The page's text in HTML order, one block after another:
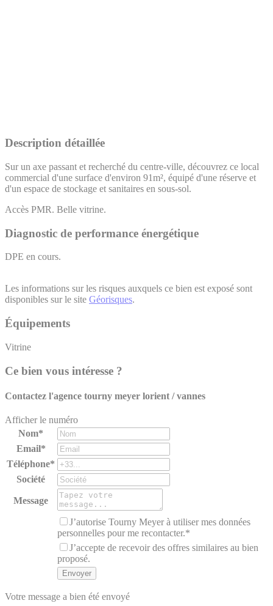
Description détaillée
Sur un axe passant et recherché du centre-ville, découvrez ce local
commercial d'une surface d'environ 91m², équipé d'une réserve et
d'un espace de stockage et sanitaires en sous-sol.
Accès PMR. Belle vitrine.
Diagnostic de performance énergétique
DPE en cours.
Les informations sur les risques auxquels ce bien est exposé sont
disponibles sur le site Géorisques.
Équipements
Vitrine
Ce bien vous intéresse ?
Contactez l'agence tourny meyer lorient / vannes
Afficher le numéro
Nom*
Email*
Téléphone*
Société
Message
J’autorise Tourny Meyer à utiliser mes données
personnelles pour me recontacter.*
J’accepte de recevoir des offres similaires au bien
proposé.
Votre message a bien été envoyé